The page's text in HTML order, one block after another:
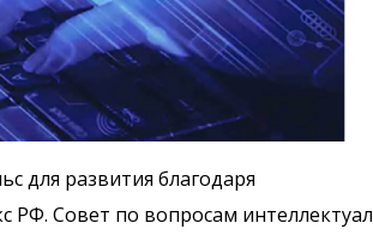
для развития благодаря
Совет по вопросам интеллектуал